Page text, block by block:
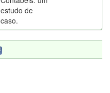
estudo de
caso.